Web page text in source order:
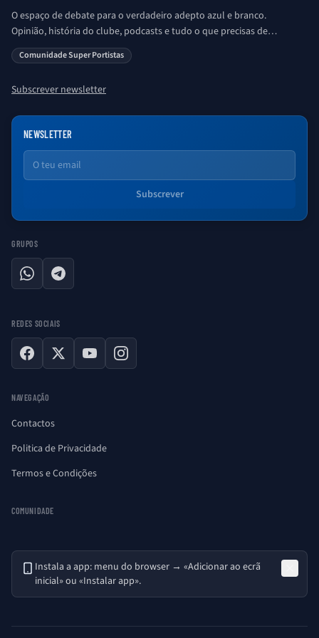
O espaço de debate para o verdadeiro adepto azul e branco.
Opinião, história do clube, podcasts e tudo o que precisas de
saber sobre o universo Porto. Ser Porto é aqui!
Comunidade Super Portistas
Subscrever newsletter
NEWSLETTER
Email
Subscrever
GRUPOS
WhatsAppTelegram
REDES SOCIAIS
Facebook
X YouTubeInstagram
NAVEGAÇÃO
Contactos
Politica de Privacidade
Termos e Condições
COMUNIDADE
Instala a app: menu do browser → «Adicionar ao ecrã
inicial» ou «Instalar app».